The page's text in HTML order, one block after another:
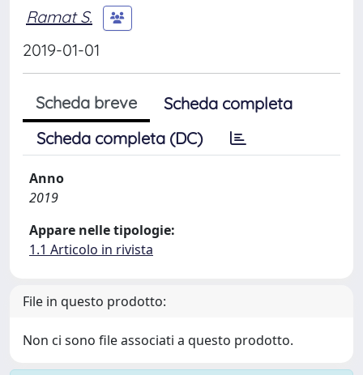
Ramat S.
2019-01-01
Scheda breve
Scheda completa
Scheda completa (DC)
Anno
2019
Appare nelle tipologie:
1.1 Articolo in rivista
File in questo prodotto:
Non ci sono file associati a questo prodotto.